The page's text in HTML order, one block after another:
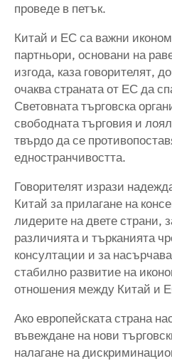
проведе в петък.
Китай и ЕС са важни
партньори, основани на
изгода, каза говорителят,
очаква страната от ЕС да
Световната търговска
свободната търговия и
твърдо да се
едностранчивостта.
Говорителят изрази
Китай за прилагане на
лидерите на двете страни,
различията и търканията
консултации и за
стабилно развитие на
отношения между Китай и
Ако европейската страна
въвеждане на нови
налагане на